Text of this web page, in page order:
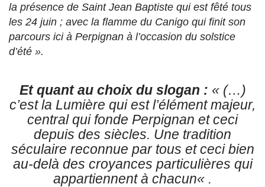
la présence de Saint Jean Baptiste qui est fêté tous
les 24 juin ; avec la flamme du Canigo qui finit son
parcours ici à Perpignan à l’occasion du solstice
d’été ».
Et quant au choix du slogan : « (…)
c’est la Lumière qui est l’élément majeur,
central qui fonde Perpignan et ceci
depuis des siècles. Une tradition
séculaire reconnue par tous et ceci bien
au-delà des croyances particulières qui
appartiennent à chacun« .